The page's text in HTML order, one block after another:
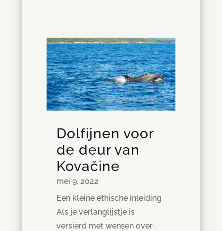
Dolfijnen voor
de deur van
Kovačine
mei 9, 2022
Een kleine ethische inleiding
Als je verlanglijstje is
versierd met wensen over